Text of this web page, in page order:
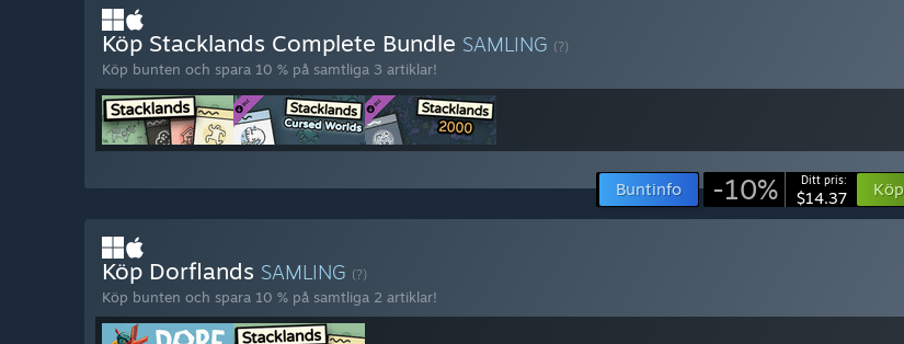
Köp Stacklands Complete Bundle SAMLING (?)
Köp bunten och spara 10 % på samtliga 3 artiklar!
Buntinfo -10% Ditt pris:
$14.37 Köp
Köp Dorflands SAMLING (?)
Köp bunten och spara 10 % på samtliga 2 artiklar!